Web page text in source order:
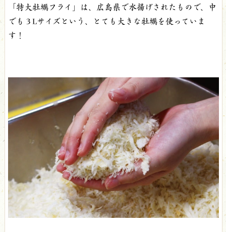
「特大牡蠣フライ」は、広島県で水揚げされたもので、中
でも３Lサイズという、とても大きな牡蠣を使っていま
す！